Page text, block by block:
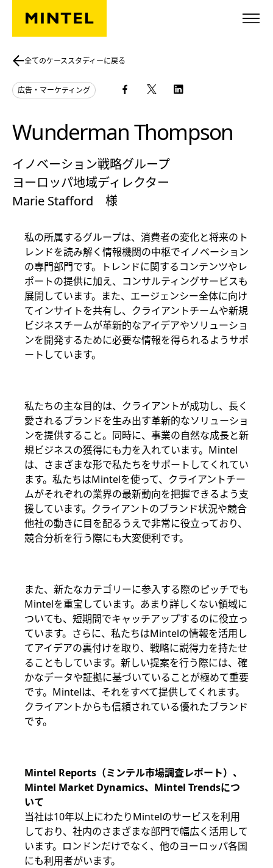
Skip to main content
全てのケーススタディーに戻る
Wunderman Thompson
イノベーション戦略グループ
ヨーロッパ地域ディレクター
Marie Stafford 様
広告・マーケティング
私の所属するグループは、消費者の変化と将来のト
レンドを読み解く情報機関の中枢でイノベーション
の専門部門です。トレンドに関するコンテンツやレ
ポートの提供に加え、コンサルティングサービスも
展開しています。また、エージェンシー全体に向け
てインサイトを共有し、クライアントチームや新規
ビジネスチームが革新的なアイデアやソリューショ
ンを開発するために必要な情報を得られるようサポ
ートしています。
私たちの主な目的は、クライアントが成功し、長く
愛されるブランドを生み出す革新的なソリューショ
ンを提供すること。同時に、事業の自然な成長と新
規ビジネスの獲得にも力を入れています。Mintel
は、さまざまな形で私たちをサポートしてくれてい
ます。私たちはMintelを使って、クライアントチー
ムがそれぞれの業界の最新動向を把握できるよう支
援しています。クライアントのブランド状況や競合
他社の動きに目を配るうえで非常に役立っており、
競合分析を行う際にも大変便利です。
また、新たなカテゴリーに参入する際のピッチでも
Mintelを重宝しています。あまり詳しくない領域に
ついても、短期間でキャッチアップするのに役立っ
ています。さらに、私たちはMintelの情報を活用し
てアイデアの裏付けを取り、戦略に説得力を持たせ
ることもしています。新しい提案を行う際には、確
かなデータや証拠に基づいていることが極めて重要
です。Mintelは、それをすべて提供してくれます。
クライアントからも信頼されている優れたブランド
です。
Mintel Reports（ミンテル市場調査レポート）、
Mintel Market Dynamics、Mintel Trendsにつ
いて
当社は10年以上にわたりMintelのサービスを利用
しており、社内のさまざまな部門で幅広く活用して
います。ロンドンだけでなく、他のヨーロッパ各国
にも利用者がいます。